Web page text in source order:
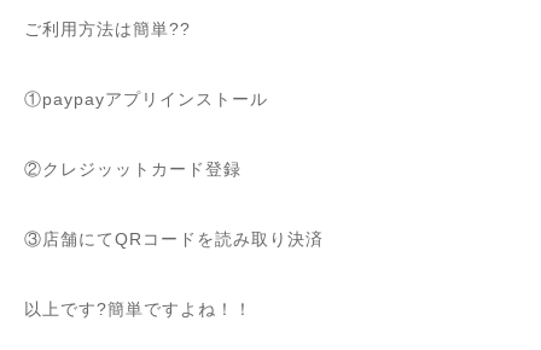
ご利用方法は簡単??
①paypayアプリインストール
②クレジッットカード登録
③店舗にてQRコードを読み取り決済
以上です?簡単ですよね！！